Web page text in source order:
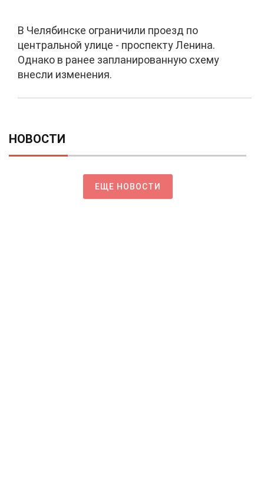
В Челябинске ограничили проезд по
центральной улице - проспекту Ленина.
Однако в ранее запланированную схему
внесли изменения.
НОВОСТИ
ЕЩЕ НОВОСТИ